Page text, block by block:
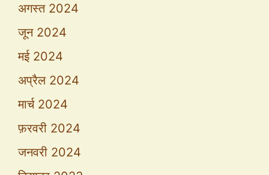
अगस्त 2024
जून 2024
मई 2024
अप्रैल 2024
मार्च 2024
फ़रवरी 2024
जनवरी 2024